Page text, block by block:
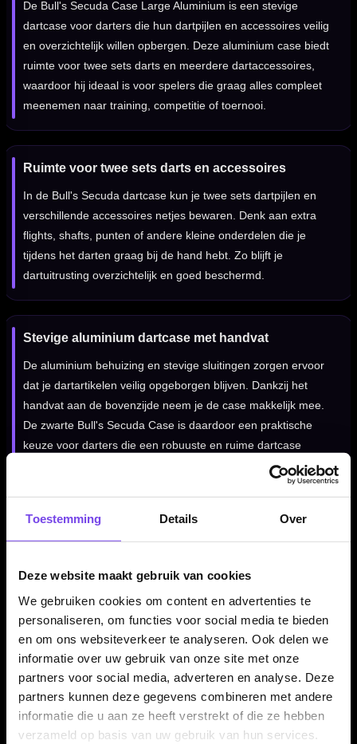
Toestemming Details Over
Deze website maakt gebruik van cookies
We gebruiken cookies om content en advertenties te
personaliseren, om functies voor social media te bieden
en om ons websiteverkeer te analyseren. Ook delen we
informatie over uw gebruik van onze site met onze
partners voor social media, adverteren en analyse. Deze
partners kunnen deze gegevens combineren met andere
informatie die u aan ze heeft verstrekt of die ze hebben
verzameld op basis van uw gebruik van hun services.
De Bull's Secuda Case Large Aluminium is een stevige
dartcase voor darters die hun dartpijlen en accessoires veilig
en overzichtelijk willen opbergen. Deze aluminium case biedt
ruimte voor twee sets darts en meerdere dartaccessoires,
waardoor hij ideaal is voor spelers die graag alles compleet
meenemen naar training, competitie of toernooi.
Ruimte voor twee sets darts en accessoires
In de Bull's Secuda dartcase kun je twee sets dartpijlen en
verschillende accessoires netjes bewaren. Denk aan extra
flights, shafts, punten of andere kleine onderdelen die je
tijdens het darten graag bij de hand hebt. Zo blijft je
dartuitrusting overzichtelijk en goed beschermd.
Stevige aluminium dartcase met handvat
De aluminium behuizing en stevige sluitingen zorgen ervoor
dat je dartartikelen veilig opgeborgen blijven. Dankzij het
handvat aan de bovenzijde neem je de case makkelijk mee.
De zwarte Bull's Secuda Case is daardoor een praktische
keuze voor darters die een robuuste en ruime dartcase
Kenmerken van de Bull's Secuda Case Large Aluminium
✓ Geschikt voor twee sets darts
Voorzien van stevige sluitingen
✓
Makkelijk draagbaar dankzij handvat
✓ Ideaal voor training, competitie en toernooien
Dartcase Materiaal:Aluminium
Dartcase Grootte:Large